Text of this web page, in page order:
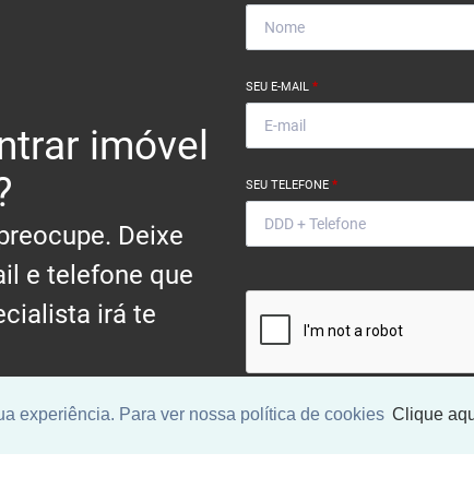
experiência. Para ver nossa política de cookies Clique
imóvel
Deixe
e telefone que
irá te
SEU E-MAIL *
SEU TELEFONE *